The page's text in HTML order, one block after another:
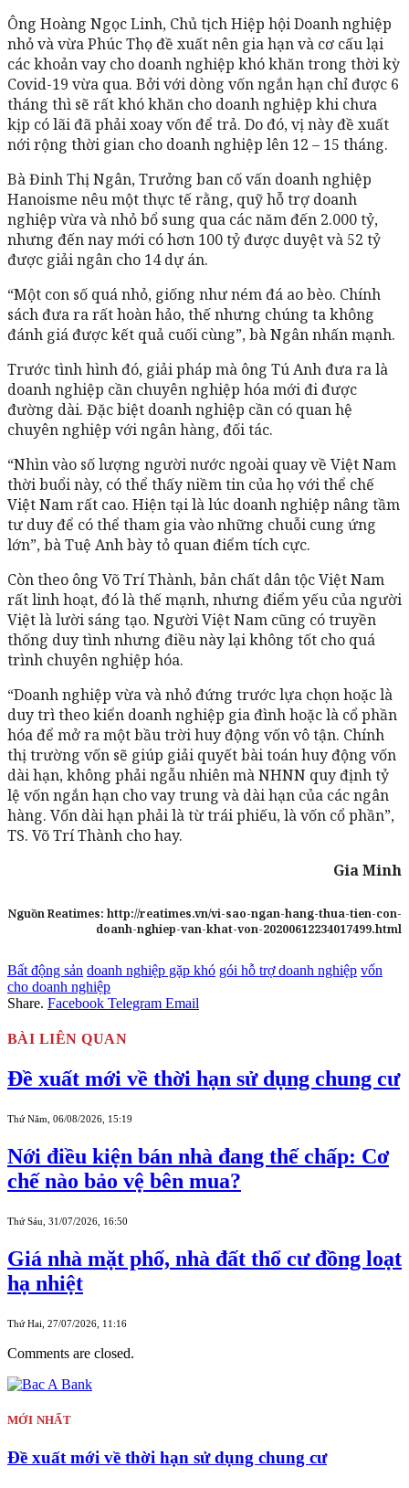
Ông Hoàng Ngọc Linh, Chủ tịch Hiệp hội Doanh nghiệp
nhỏ và vừa Phúc Thọ đề xuất nên gia hạn và cơ cấu lại
các khoản vay cho doanh nghiệp khó khăn trong thời kỳ
Covid-19 vừa qua. Bởi với dòng vốn ngắn hạn chỉ được 6
tháng thì sẽ rất khó khăn cho doanh nghiệp khi chưa
kịp có lãi đã phải xoay vốn để trả. Do đó, vị này đề xuất
nới rộng thời gian cho doanh nghiệp lên 12 – 15 tháng.
Bà Đinh Thị Ngân, Trưởng ban cố vấn doanh nghiệp
Hanoisme nêu một thực tế rằng, quỹ hỗ trợ doanh
nghiệp vừa và nhỏ bổ sung qua các năm đến 2.000 tỷ,
nhưng đến nay mới có hơn 100 tỷ được duyệt và 52 tỷ
được giải ngân cho 14 dự án.
“Một con số quá nhỏ, giống như ném đá ao bèo. Chính
sách đưa ra rất hoàn hảo, thế nhưng chúng ta không
đánh giá được kết quả cuối cùng”, bà Ngân nhấn mạnh.
Trước tình hình đó, giải pháp mà ông Tú Anh đưa ra là
doanh nghiệp cần chuyên nghiệp hóa mới đi được
đường dài. Đặc biệt doanh nghiệp cần có quan hệ
chuyên nghiệp với ngân hàng, đối tác.
“Nhìn vào số lượng người nước ngoài quay về Việt Nam
thời buổi này, có thể thấy niềm tin của họ với thể chế
Việt Nam rất cao. Hiện tại là lúc doanh nghiệp nâng tầm
tư duy để có thể tham gia vào những chuỗi cung ứng
lớn”, bà Tuệ Anh bày tỏ quan điểm tích cực.
Còn theo ông Võ Trí Thành, bản chất dân tộc Việt Nam
rất linh hoạt, đó là thế mạnh, nhưng điểm yếu của người
Việt là lười sáng tạo. Người Việt Nam cũng có truyền
thống duy tình nhưng điều này lại không tốt cho quá
trình chuyên nghiệp hóa.
“Doanh nghiệp vừa và nhỏ đứng trước lựa chọn hoặc là
duy trì theo kiển doanh nghiệp gia đình hoặc là cổ phần
hóa để mở ra một bầu trời huy động vốn vô tận. Chính
thị trường vốn sẽ giúp giải quyết bài toán huy động vốn
dài hạn, không phải ngẫu nhiên mà NHNN quy định tỷ
lệ vốn ngắn hạn cho vay trung và dài hạn của các ngân
hàng. Vốn dài hạn phải là từ trái phiếu, là vốn cổ phần”,
TS. Võ Trí Thành cho hay.
Gia Minh
Nguồn Reatimes: http://reatimes.vn/vi-sao-ngan-hang-thua-tien-con-
doanh-nghiep-van-khat-von-20200612234017499.html
Bất động sản doanh nghiệp gặp khó gói hỗ trợ doanh nghiệp vốn
cho doanh nghiệp
Share. Facebook Telegram Email
BÀI LIÊN QUAN
Đề xuất mới về thời hạn sử dụng chung cư
Thứ Năm, 06/08/2026, 15:19
Nới điều kiện bán nhà đang thế chấp: Cơ
chế nào bảo vệ bên mua?
Thứ Sáu, 31/07/2026, 16:50
Giá nhà mặt phố, nhà đất thổ cư đồng loạt
hạ nhiệt
Thứ Hai, 27/07/2026, 11:16
Comments are closed.
MỚI NHẤT
Đề xuất mới về thời hạn sử dụng chung cư